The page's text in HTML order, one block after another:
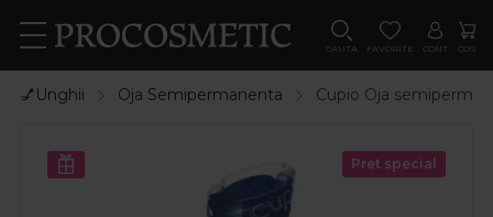
CAUTA FAVORITE CONT COS
💅Unghii Oja Semipermanenta Cupio Oja
Pret special